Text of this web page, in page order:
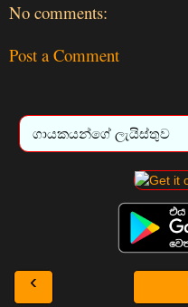
No comments:
Post a Comment
‹